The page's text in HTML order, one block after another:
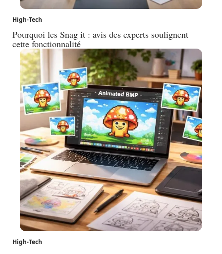
High-Tech
Pourquoi les Snag it : avis des experts soulignent
cette fonctionnalité
High-Tech